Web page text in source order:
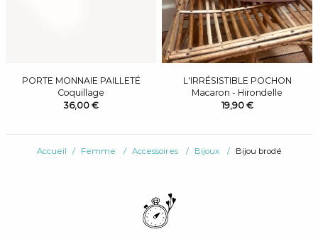
PORTE MONNAIE PAILLETÉ
Coquillage
36,00 €
L'IRRÉSISTIBLE POCHON
Macaron - Hirondelle
19,90 €
Accueil Femme Accessoires Bijoux Bijou brodé